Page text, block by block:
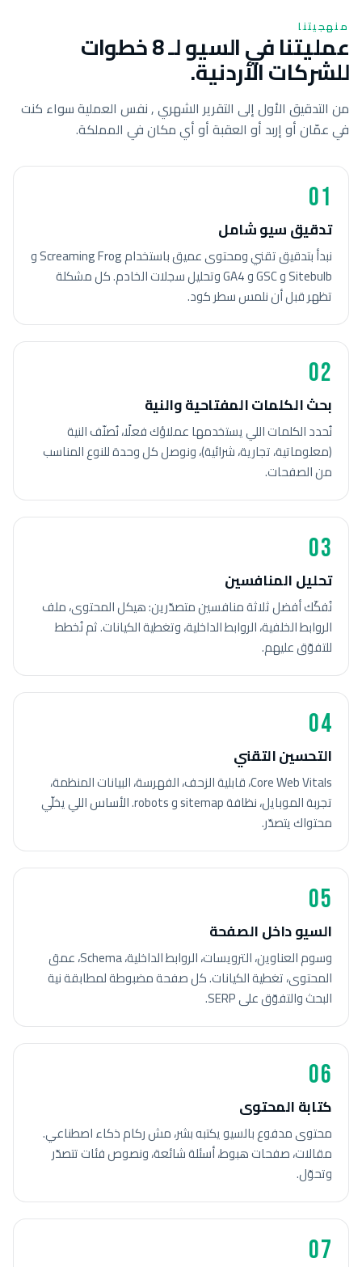
منهجيتنا
عمليتنا في السيو لـ 8 خطوات
للشركات الأردنية.
من التدقيق الأول إلى التقرير الشهري , نفس العملية سواء كنت
في عمّان أو إربد أو العقبة أو أي مكان في المملكة.
01
تدقيق سيو شامل
نبدأ بتدقيق تقني ومحتوى عميق باستخدام Screaming Frog و
Sitebulb و GSC و GA4 وتحليل سجلات الخادم. كل مشكلة
تظهر قبل أن نلمس سطر كود.
02
بحث الكلمات المفتاحية والنية
نُحدد الكلمات اللي يستخدمها عملاؤك فعلًا، نُصنّف النية
(معلوماتية، تجارية، شرائية)، ونوصل كل وحدة للنوع المناسب
من الصفحات.
03
تحليل المنافسين
نُفكّك أفضل ثلاثة منافسين متصدّرين: هيكل المحتوى، ملف
الروابط الخلفية، الروابط الداخلية، وتغطية الكيانات. ثم نُخطط
للتفوّق عليهم.
04
التحسين التقني
Core Web Vitals، قابلية الزحف، الفهرسة، البيانات المنظمة،
تجربة الموبايل، نظافة sitemap و robots. الأساس اللي يخلّي
محتواك يتصدّر.
05
السيو داخل الصفحة
وسوم العناوين، الترويسات، الروابط الداخلية، Schema، عمق
المحتوى، تغطية الكيانات. كل صفحة مضبوطة لمطابقة نية
البحث والتفوّق على SERP.
06
كتابة المحتوى
محتوى مدفوع بالسيو يكتبه بشر، مش ركام ذكاء اصطناعي.
مقالات، صفحات هبوط، أسئلة شائعة، ونصوص فئات تتصدّر
وتحوّل.
07